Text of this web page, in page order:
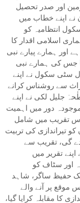
اور صدر تحصیل
اپنے خطاب میں
انتظامیہ کو
اسلامی اقدار کا
اور ہمارے پیارے نبی
جس کی ہمارے نبی
سٹی سکول نے اپنے
سے روشناس کرانے
جلیل لکی نے اپنے
دور میں اہمیت
اس تقریب میں شامل
تیراندازی کی تربیت
گی، تقریب سے
تقریر میں
اور سٹاف کو
حفیظ ساگر، شاہد
پر آنے والے
کا مقابلہ کرایا گیا،